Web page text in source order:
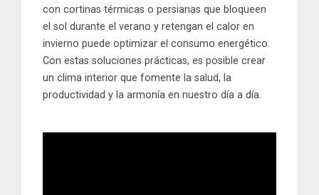
con cortinas térmicas o persianas que bloqueen
el sol durante el verano y retengan el calor en
invierno puede optimizar el consumo energético.
Con estas soluciones prácticas, es posible crear
un clima interior que fomente la salud, la
productividad y la armonía en nuestro día a día.